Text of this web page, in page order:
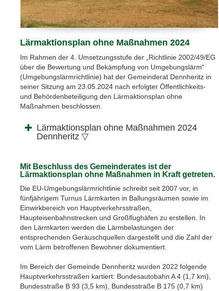
Lärmaktionsplan ohne Maßnahmen 2024
Im Rahmen der 4. Umsetzungsstufe der „Richtlinie 2002/49/EG
über die Bewertung und Bekämpfung von Umgebungslärm“
(Umgebungslärmrichtlinie) hat der Gemeinderat Dennheritz in
seiner Sitzung am 23.05.2024 nach erfolgter Öffentlichkeits-
und Behördenbeteiligung den Lärmaktionsplan ohne
Maßnahmen beschlossen.
Lärmaktionsplan ohne Maßnahmen 2024
Dennheritz ▽
Mit Beschluss des Gemeinderates ist der
Lärmaktionsplan ohne Maßnahmen in Kraft getreten.
Die EU-Umgebungslärmrichtlinie schreibt seit 2007 vor, in
fünfjährigem Turnus Lärmkarten in Ballungsräumen sowie im
Einwirkbereich von Hauptverkehrsstraßen,
Haupteisenbahnstrecken und Großflughäfen zu erstellen. In
den Lärmkarten werden die Lärmbelastungen der
entsprechenden Geräuschquellen dargestellt und die Zahl der
vom Lärm betroffenen Bewohner dokumentiert.
Im Bereich der Gemeinde Dennheritz wurden 2022 folgende
Hauptverkehrsstraßen kartiert: Bundesautobahn A 4 (1,7 km),
Bundesstraße B 93 (3,5 km), Bundesstraße B 175 (0,7 km)